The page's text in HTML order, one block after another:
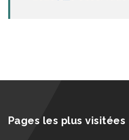
Pages les plus visitées